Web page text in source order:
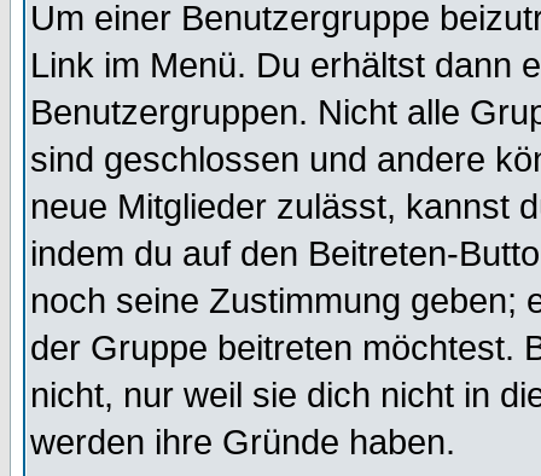
Um einer Benutzergruppe
Link im Menü. Du erhältst dann
Benutzergruppen. Nicht alle
sind geschlossen und andere
neue Mitglieder zulässt, kannst
indem du auf den Beitreten-
noch seine Zustimmung geben;
der Gruppe beitreten möchtest.
nicht, nur weil sie dich nicht in
werden ihre Gründe haben.